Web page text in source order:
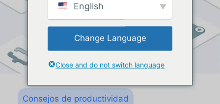
Consejos de productividad
English
Change Language
Close and do not switch language